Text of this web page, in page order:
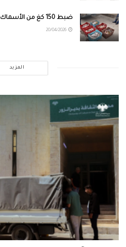
ضبط 150 كغ من الأسماك المخالفة في البوكمال بدير الزور
المزيد